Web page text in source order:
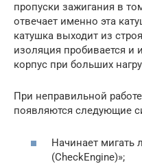
пропуски зажигания в
отвечает именно эта
катушка выходит из
изоляция пробивается и
корпус при больших
При неправильной
появляются следующие
Начинает мигать
(CheckEngine)»;